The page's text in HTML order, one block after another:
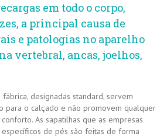
em todo o corpo,
a principal causa de
e patologias no aparelho
vertebral, ancas, joelhos,
designadas standard, servem
para o calçado e não promovem qualquer
As sapatilhas que as empresas
de pés são feitas de forma